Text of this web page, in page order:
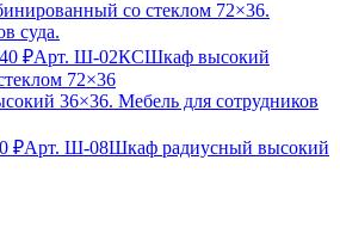
₽Арт. Ш-02КСШкаф высокий
72×36
₽Арт. Ш-08Шкаф радиусный высокий